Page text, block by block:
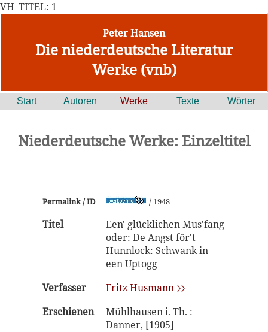
VH_TITEL: 1
Peter Hansen
Die niederdeutsche Literatur
Werke (vnb)
Start Autoren Werke Texte Wörter
Niederdeutsche Werke: Einzeltitel
Permalink / ID / 1948
Titel
Een' glücklichen Mus'fang
oder: De Angst för't
Hunnlock: Schwank in
een Uptogg
Verfasser
Fritz Husmann 〉〉
Erschienen
Mühlhausen i. Th. :
Danner, [1905]